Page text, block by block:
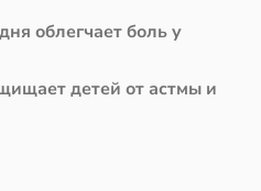
облегчает боль у
детей от астмы и